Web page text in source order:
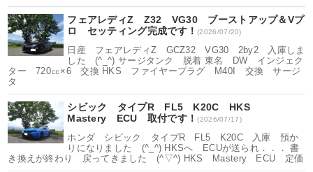
フェアレディZ Z32 VG30 ブーストアップ＆Vプ
ロ セッティング完成です！(2026/07/20)
日産 フェアレディZ GCZ32 VG30 2by2 入庫しま
した (^_^) サージタンク 脱着 東名 DW インジェク
ター 720㏄×6 交換 HKS ファイヤープラグ M40I 交換 サージ
タ
シビック タイプR FL5 K20C HKS
Mastery ECU 取付です！(2026/07/17)
ホンダ シビック タイプR FL5 K20C 入庫 預か
りになりました (^_^) HKSへ ECUが送られ．．． 書
き換えが終わり 戻ってきました (^▽^) HKS Mastery ECU 定価